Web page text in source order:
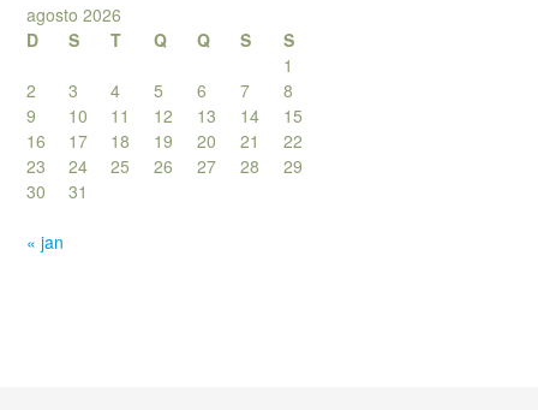
agosto 2026
D
S T Q Q S
S
1
2
3 4 5 6 7
8
9
10 11 12 13 14
15
16
17 18 19 20 21
22
23
24 25 26 27 28
29
30
31
« jan